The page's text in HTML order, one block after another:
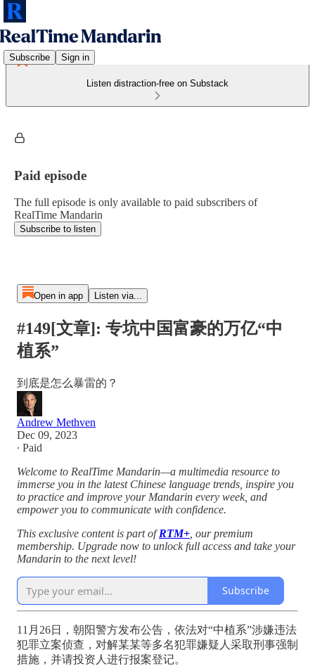
Subscribe Sign in
Listen distraction-free on Substack
Paid episode
The full episode is only available to paid subscribers of
RealTime Mandarin
Subscribe to listen
Open in app Listen via...
#149[文章]: 专坑中国富豪的万亿“中
植系”
到底是怎么暴雷的？
Andrew Methven
Dec 09, 2023
∙ Paid
Welcome to RealTime Mandarin—a multimedia resource to
immerse you in the latest Chinese language trends, inspire you
to practice and improve your Mandarin every week, and
empower you to communicate with confidence.
This exclusive content is part ofRTM+ , our premium
membership. Upgrade now to unlock full access and take your
Mandarin to the next level!
Subscribe
11月26日，朝阳警方发布公告，依法对“中植系”涉嫌违法
犯罪立案侦查，对解某某等多名犯罪嫌疑人采取刑事强制
措施，并请投资人进行报案登记。